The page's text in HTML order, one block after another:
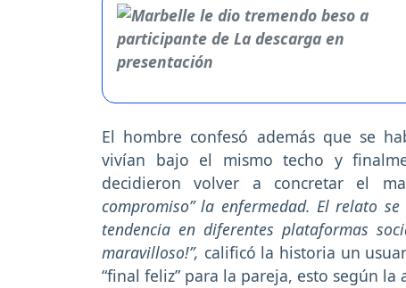
El hombre confesó además que se
vivían bajo el mismo techo y
decidieron volver a concretar el
compromiso” la enfermedad. El relato
tendencia en diferentes plataformas
maravilloso!”, calificó la historia un
“final feliz” para la pareja, esto según la